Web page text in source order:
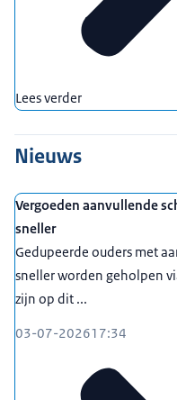
Lees verder
Nieuws
Vergoeden aanvullende
sneller
Gedupeerde ouders met
sneller worden geholpen
zijn op dit ...
03-07-202617:34